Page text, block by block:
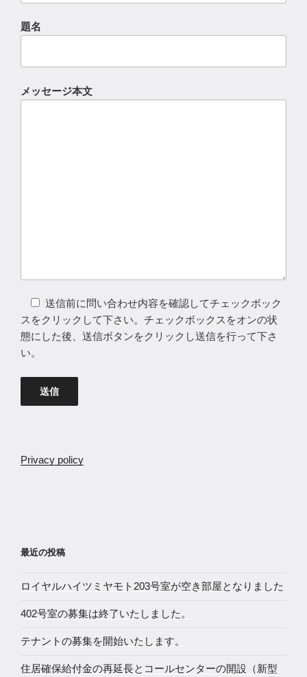
題名
メッセージ本文
送信前に問い合わせ内容を確認してチェックボック
スをクリックして下さい。チェックボックスをオンの状
態にした後、送信ボタンをクリックし送信を行って下さ
い。
Privacy policy
最近の投稿
ロイヤルハイツミヤモト203号室が空き部屋となりました
402号室の募集は終了いたしました。
テナントの募集を開始いたします。
住居確保給付金の再延長とコールセンターの開設（新型